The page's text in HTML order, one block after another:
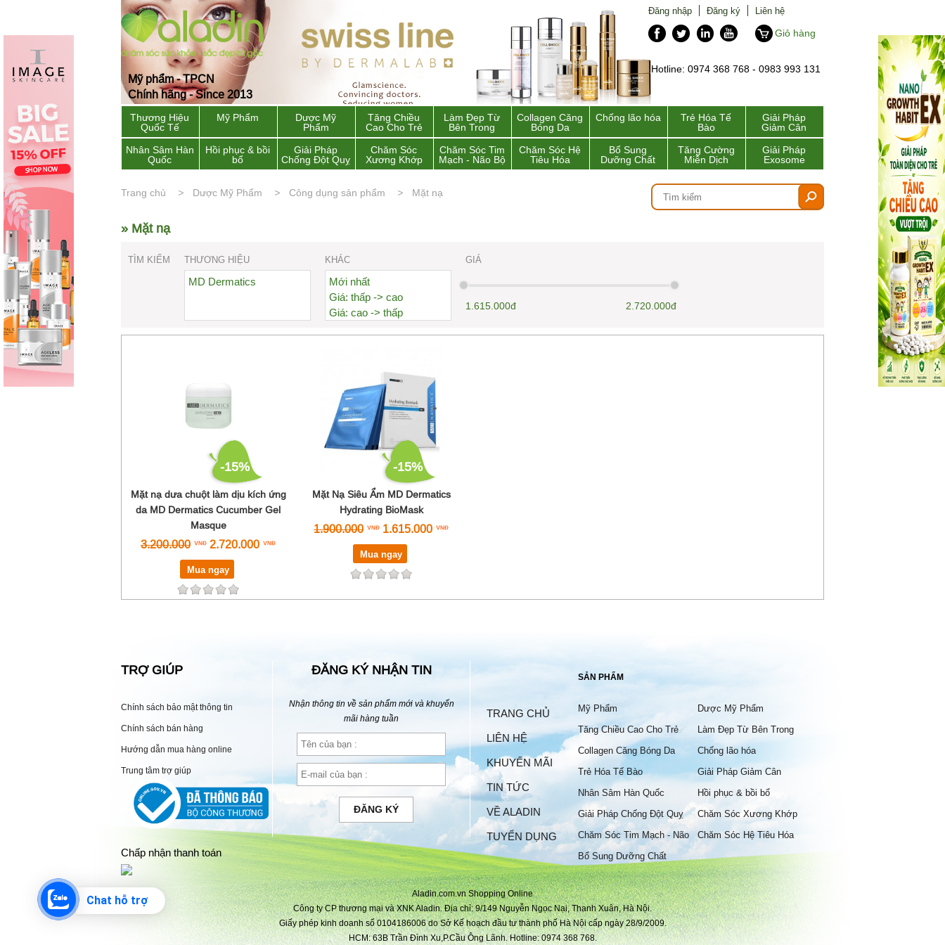
Mỹ phẩm - TPCN
Chính hãng - Since 2013
Đăng nhập Đăng ký
Liên hệ
Giỏ hàng
Hotline: 0974 368 768 - 0983 993 131
Thương Hiệu
Quốc Tế
Mỹ Phẩm
Dược Mỹ
Phẩm
Tăng Chiều
Cao Cho Trẻ
Làm Đẹp Từ
Bên Trong
Collagen Căng
Bóng Da
Chống lão hóa
Trẻ Hóa Tế
Bào
Giải Pháp
Giảm Cân
Nhân Sâm Hàn
Quốc
Hồi phục & bồi
bổ
Giải Pháp
Chống Đột Quỵ
Chăm Sóc
Xương Khớp
Chăm Sóc Tim
Mạch - Não Bộ
Chăm Sóc Hệ
Tiêu Hóa
Bổ Sung
Dưỡng Chất
Tăng Cường
Miễn Dịch
Giải Pháp
Exosome
Trang chủ Dược Mỹ Phẩm Công dụng sản phẩm Mặt nạ
» Mặt nạ
TÌM KIẾM THƯƠNG HIỆU
MD Dermatics
KHÁC
Mới nhất
Giá: thấp -> cao
Giá: cao -> thấp
GIÁ
1.615.000đ 2.720.000đ
-15%
Mặt nạ dưa chuột làm dịu kích ứng
da MD Dermatics Cucumber Gel
Masque
3.200.000 2.720.000
Mua ngay
-15%
Mặt Nạ Siêu Ẩm MD Dermatics
Hydrating BioMask
1.900.000 1.615.000
Mua ngay
TRỢ GIÚP
Chính sách bảo mật thông tin
Chính sách bán hàng
Hướng dẫn mua hàng online
Trung tâm trợ giúp
ĐĂNG KÝ NHẬN TIN
Nhận thông tin về sản phẩm mới và khuyến
mãi hàng tuần
ĐĂNG KÝ
TRANG CHỦ
LIÊN HỆ
KHUYẾN MÃI
TIN TỨC
VỀ ALADIN
TUYỂN DỤNG
SẢN PHẨM
Mỹ Phẩm
Dược Mỹ Phẩm
Tăng Chiều Cao Cho Trẻ
Làm Đẹp Từ Bên Trong
Collagen Căng Bóng Da
Chống lão hóa
Trẻ Hóa Tế Bào
Giải Pháp Giảm Cân
Nhân Sâm Hàn Quốc
Hồi phục & bồi bổ
Giải Pháp Chống Đột Quỵ
Chăm Sóc Xương Khớp
Chăm Sóc Tim Mạch - Não
Bộ
Chăm Sóc Hệ Tiêu Hóa
Bổ Sung Dưỡng Chất
Chấp nhận thanh toán
Aladin.com.vn Shopping Online
Công ty CP thương mại và XNK Aladin. Địa chỉ: 9/149 Nguyễn Ngọc Nại, Thanh Xuân, Hà Nội.
Giấy phép kinh doanh số 0104186006 do Sở Kế hoạch đầu tư thành phố Hà Nội cấp ngày 28/9/2009.
HCM: 63B Trần Đình Xu,P.Cầu Ông Lãnh. Hotline: 0974 368 768.
Chat hỗ trợ